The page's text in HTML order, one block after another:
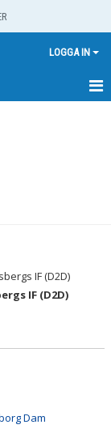
LOGGA IN
IF (D2D)
Dam